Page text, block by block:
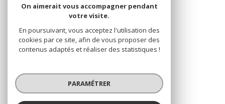
On aimerait vous accompagner pendant
votre visite.
En poursuivant, vous acceptez l'utilisation des
cookies par ce site, afin de vous proposer des
contenus adaptés et réaliser des statistiques !
PARAMÉTRER